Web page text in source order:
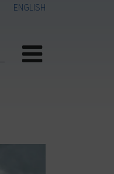
ENGLISH
Menü